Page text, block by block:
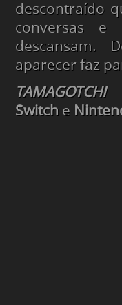
descontraído
conversas e
descansam.
aparecer faz
TAMAGOTCHI
Switch e